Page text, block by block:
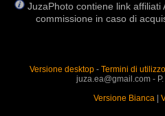
JuzaPhoto contiene link
commissione in caso di
Versione desktop- Termini di
juza.ea@gmail.com -
Versione Bianca